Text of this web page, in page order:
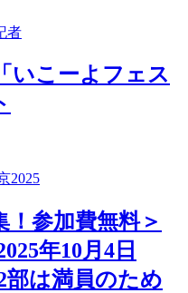
いこーよフェス
！参加費無料＞
年10月4日
部は満員のため